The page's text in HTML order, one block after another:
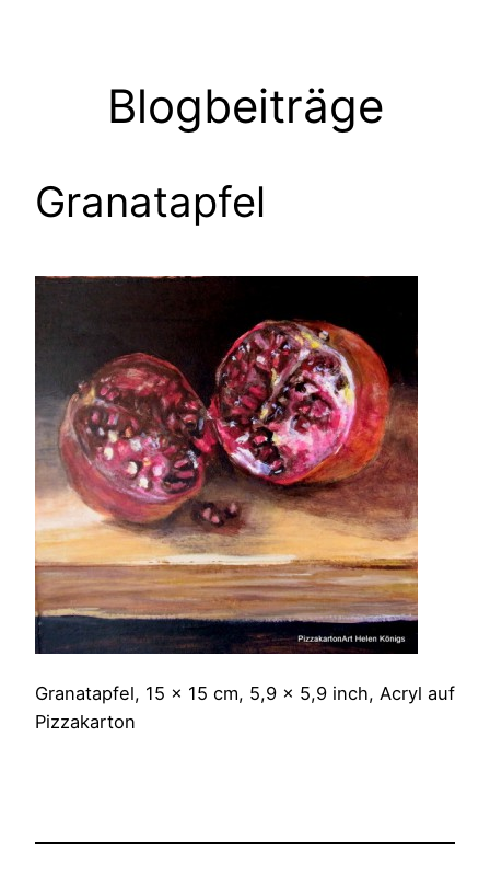
Blogbeiträge
Granatapfel
Granatapfel, 15 x 15 cm, 5,9 x 5,9 inch, Acryl auf
Pizzakarton